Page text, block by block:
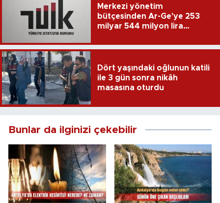
Merkezi yönetim
bütçesinden Ar-Ge'ye 253
milyar 544 milyon lira
Dört yaşındaki oğlunun katili
ile 3 gün sonra nikâh
masasına oturdu
Bunlar da ilginizi çekebilir